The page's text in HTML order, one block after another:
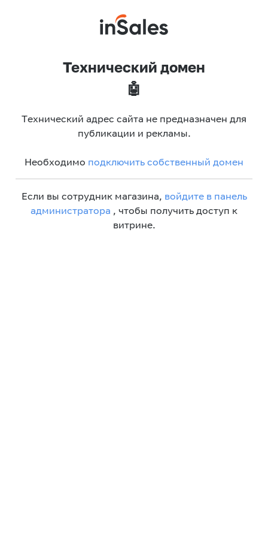
Технический домен
🤖
Технический адрес сайта не предназначен для
публикации и рекламы.
Необходимо подключить собственный домен
Если вы сотрудник магазина, войдите в панель
администратора , чтобы получить доступ к
витрине.